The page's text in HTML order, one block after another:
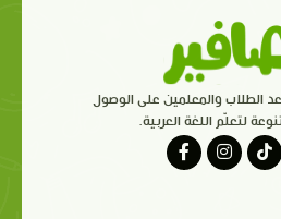
الطلاب والمعلمين على الوصول
لتعلّم اللغة العربية.